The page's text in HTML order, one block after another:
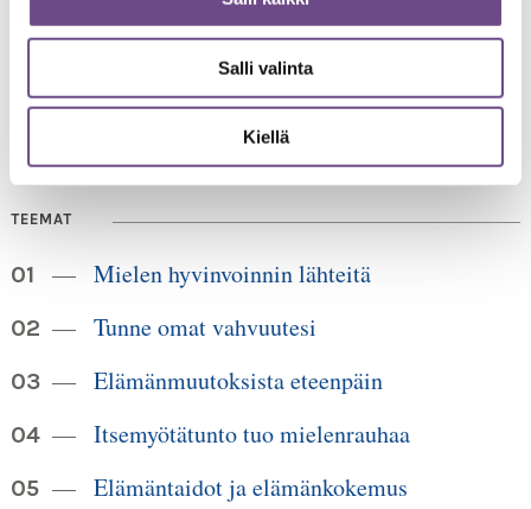
Salli valinta
Kiellä
00520 Helsinki
Lankanumeron käyttö loppuu
info@ikainstituutti.fi
TEEMAT
Mielen hyvinvoinnin lähteitä
Tunne omat vahvuutesi
Elämänmuutoksista eteenpäin
Itsemyötätunto tuo mielenrauhaa
Elämäntaidot ja elämänkokemus